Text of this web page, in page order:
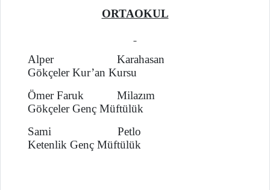
ORTAOKUL
Alper Karahasan
Gökçeler Kur’an Kursu
Ömer Faruk Milazım
Gökçeler Genç Müftülük
Sami Petlo
Ketenlik Genç Müftülük